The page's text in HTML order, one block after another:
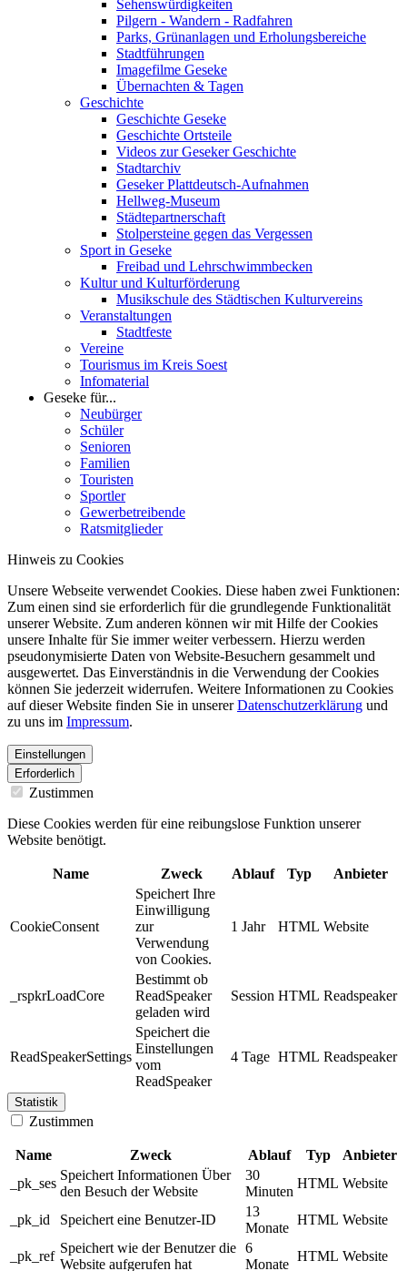
Sehenswürdigkeiten
Pilgern - Wandern - Radfahren
Parks, Grünanlagen und Erholungsbereiche
Stadtführungen
Imagefilme Geseke
Übernachten & Tagen
Geschichte
Geschichte Geseke
Geschichte Ortsteile
Videos zur Geseker Geschichte
Stadtarchiv
Geseker Plattdeutsch-Aufnahmen
Hellweg-Museum
Städtepartnerschaft
Stolpersteine gegen das Vergessen
Sport in Geseke
Freibad und Lehrschwimmbecken
Kultur und Kulturförderung
Musikschule des Städtischen Kulturvereins
Veranstaltungen
Stadtfeste
Vereine
Tourismus im Kreis Soest
Infomaterial
Geseke für...
Neubürger
Schüler
Senioren
Familien
Touristen
Sportler
Gewerbetreibende
Ratsmitglieder
Hinweis zu Cookies
Unsere Webseite verwendet Cookies. Diese haben zwei Funktionen:
Zum einen sind sie erforderlich für die grundlegende Funktionalität
unserer Website. Zum anderen können wir mit Hilfe der Cookies
unsere Inhalte für Sie immer weiter verbessern. Hierzu werden
pseudonymisierte Daten von Website-Besuchern gesammelt und
ausgewertet. Das Einverständnis in die Verwendung der Cookies
können Sie jederzeit widerrufen. Weitere Informationen zu Cookies
auf dieser Website finden Sie in unsererDatenschutzerklärung und
zu uns im Impressum.
Einstellungen
Erforderlich
Zustimmen
Diese Cookies werden für eine reibungslose Funktion unserer
Website benötigt.
Name Zweck Ablauf Typ Anbieter
CookieConsent
Speichert Ihre
Einwilligung
zur
Verwendung
von Cookies.
1 Jahr HTML Website
_rspkrLoadCore
Bestimmt ob
ReadSpeaker
geladen wird
Session HTML Readspeaker
ReadSpeakerSettings
Speichert die
Einstellungen
vom
ReadSpeaker
4 Tage HTML Readspeaker
Statistik
Zustimmen
Name Zweck Ablauf Typ
Anbieter
_pk_ses
Speichert Informationen Über
den Besuch der Website
30
Minuten
HTML Website
_pk_id Speichert eine Benutzer-ID
13
Monate
HTML Website
_pk_ref
Speichert wie der Benutzer die
Website aufgerufen hat
6
Monate
HTML Website